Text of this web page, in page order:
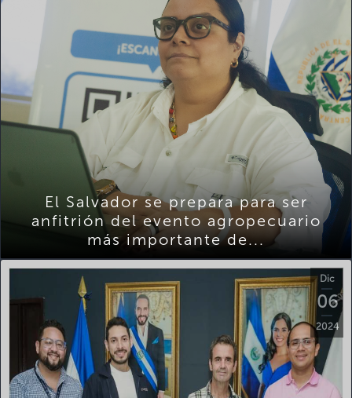
El Salvador se prepara para ser
anfitrión del evento agropecuario
más importante de...
Dic
06
2024